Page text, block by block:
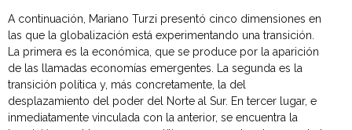
A continuación, Mariano Turzi presentó cinco dimensiones en
las que la globalización está experimentando una transición.
La primera es la económica, que se produce por la aparición
de las llamadas economías emergentes. La segunda es la
transición política y, más concretamente, la del
desplazamiento del poder del Norte al Sur. En tercer lugar, e
inmediatamente vinculada con la anterior, se encuentra la